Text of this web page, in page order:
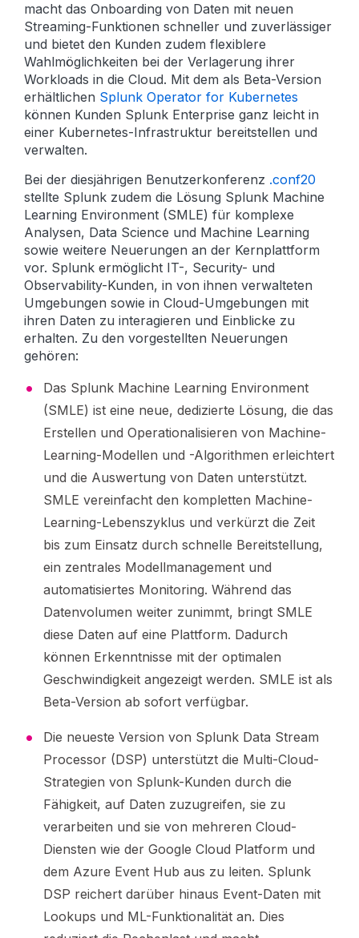
macht das Onboarding von Daten mit neuen
Streaming-Funktionen schneller und zuverlässiger
und bietet den Kunden zudem flexiblere
Wahlmöglichkeiten bei der Verlagerung ihrer
Workloads in die Cloud. Mit dem als Beta-Version
erhältlichen Splunk Operator for Kubernetes
können Kunden Splunk Enterprise ganz leicht in
einer Kubernetes-Infrastruktur bereitstellen und
verwalten.
Bei der diesjährigen Benutzerkonferenz .conf20
stellte Splunk zudem die Lösung Splunk Machine
Learning Environment (SMLE) für komplexe
Analysen, Data Science und Machine Learning
sowie weitere Neuerungen an der Kernplattform
vor. Splunk ermöglicht IT-, Security- und
Observability-Kunden, in von ihnen verwalteten
Umgebungen sowie in Cloud-Umgebungen mit
ihren Daten zu interagieren und Einblicke zu
erhalten. Zu den vorgestellten Neuerungen
gehören:
Das Splunk Machine Learning Environment
(SMLE) ist eine neue, dedizierte Lösung, die das
Erstellen und Operationalisieren von Machine-
Learning-Modellen und -Algorithmen erleichtert
und die Auswertung von Daten unterstützt.
SMLE vereinfacht den kompletten Machine-
Learning-Lebenszyklus und verkürzt die Zeit
bis zum Einsatz durch schnelle Bereitstellung,
ein zentrales Modellmanagement und
automatisiertes Monitoring. Während das
Datenvolumen weiter zunimmt, bringt SMLE
diese Daten auf eine Plattform. Dadurch
können Erkenntnisse mit der optimalen
Geschwindigkeit angezeigt werden. SMLE ist als
Beta-Version ab sofort verfügbar.
Die neueste Version von Splunk Data Stream
Processor (DSP) unterstützt die Multi-Cloud-
Strategien von Splunk-Kunden durch die
Fähigkeit, auf Daten zuzugreifen, sie zu
verarbeiten und sie von mehreren Cloud-
Diensten wie der Google Cloud Platform und
dem Azure Event Hub aus zu leiten. Splunk
DSP reichert darüber hinaus Event-Daten mit
Lookups und ML-Funktionalität an. Dies